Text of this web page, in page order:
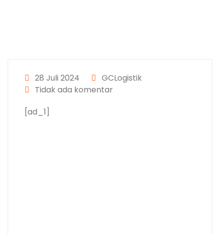
28 Juli 2024
GCLogistik
Tidak ada komentar
[ad_1]